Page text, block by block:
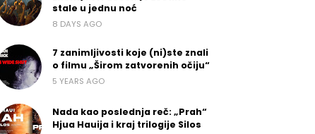
stale u jednu noć
8 DAYS AGO
7 zanimljivosti koje (ni)ste znali
o filmu „Širom zatvorenih očiju“
5 YEARS AGO
Nada kao poslednja reč: „Prah“
Hjua Hauija i kraj trilogije Silos